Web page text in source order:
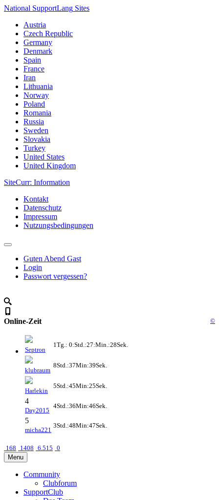
National SupportLang Sites
Austria
Czech Republic
Germany
Denmark
Spain
France
Iran
Lithuania
Norway
Poland
Romania
Russia
Sweden
Slovakia
Turkey
United States
United Kingdom
SiteCurr: Information
Kontakt
Datenschutz
Impressum
Nutzungsbedingungen
Guten Abend Gast
Login
Passwort vergessen?
Online-Zeit ©
Septron
1Tg.: 0:Std.:27:Min.:28Sek.
klubraum
8Std.:37Min:39Sek.
Harlekin
5Std.:45Min:25Sek.
4
Day2015
4Std.:36Min:46Sek.
5
micha221
3Std.:48Min:47Sek.
168 1408 6.515 0
Menu
Community
Clubforum
SupportClub